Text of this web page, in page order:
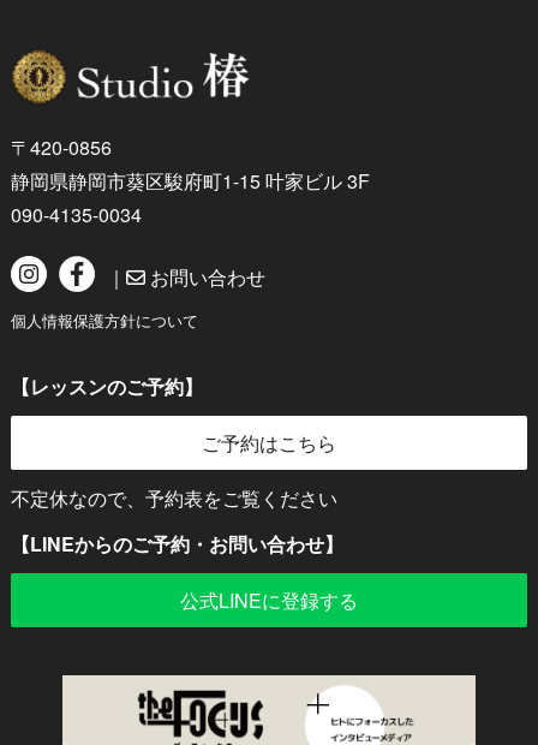
〒420-0856
静岡県静岡市葵区駿府町1-15 叶家ビル 3F
090-4135-0034
｜ お問い合わせ
個人情報保護方針について
【レッスンのご予約】
ご予約はこちら
不定休なので、予約表をご覧ください
【LINEからのご予約・お問い合わせ】
公式LINEに登録する